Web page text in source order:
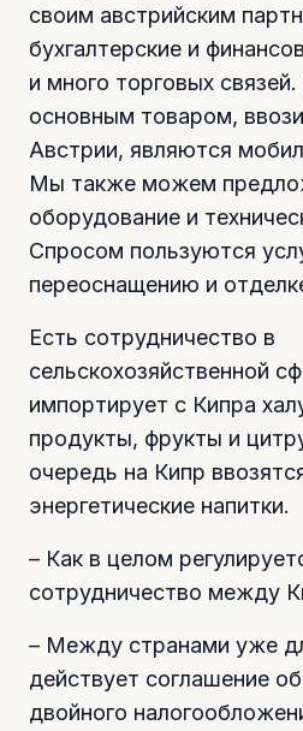
своим австрийским
бухгалтерские и
и много торговых
основным товаром,
Австрии, являются
Мы также можем
оборудование и
Спросом пользуются
переоснащению и
Есть сотрудничество в
сельскохозяйственной
импортирует с Кипра
продукты, фрукты и
очередь на Кипр
энергетические напитки.
– Как в целом
сотрудничество между
– Между странами уже
действует соглашение
двойного